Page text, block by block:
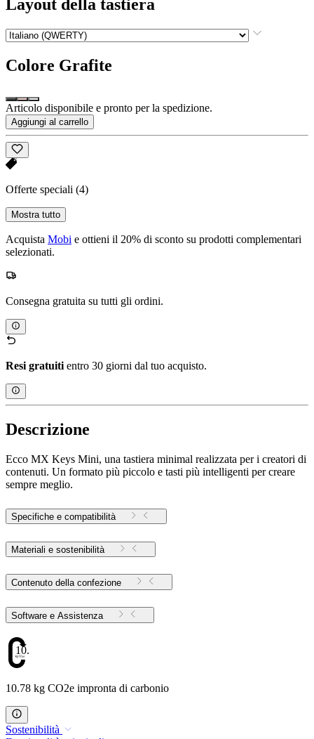
Layout della tastiera
Colore Grafite
Articolo disponibile e pronto per la spedizione.
Aggiungi al carrello
Offerte speciali (4)
Mostra tutto
Acquista Mobi e ottieni il 20% di sconto su prodotti complementari
selezionati.
Consegna gratuita su tutti gli ordini.
Resi gratuiti entro 30 giorni dal tuo acquisto.
Descrizione
Ecco MX Keys Mini, una tastiera minimal realizzata per i creatori di
contenuti. Un formato più piccolo e tasti più intelligenti per creare
sempre meglio.
Specifiche e compatibilità
Materiali e sostenibilità
Contenuto della confezione
Software e Assistenza
10.78
10.78 kg CO2e impronta di carbonio
Sostenibilità